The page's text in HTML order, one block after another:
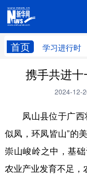
首页 学习进行时
学习进行时 高
财
台湾 思客
科技 科
文化 书
访谈 视
携手共进
2024-12-
凤山县位于广西
似凤，环凤皆山”的
崇山峻岭之中，基
农业产业发育不足，